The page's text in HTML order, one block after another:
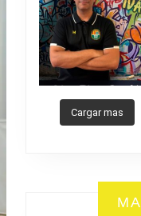
Cargar mas